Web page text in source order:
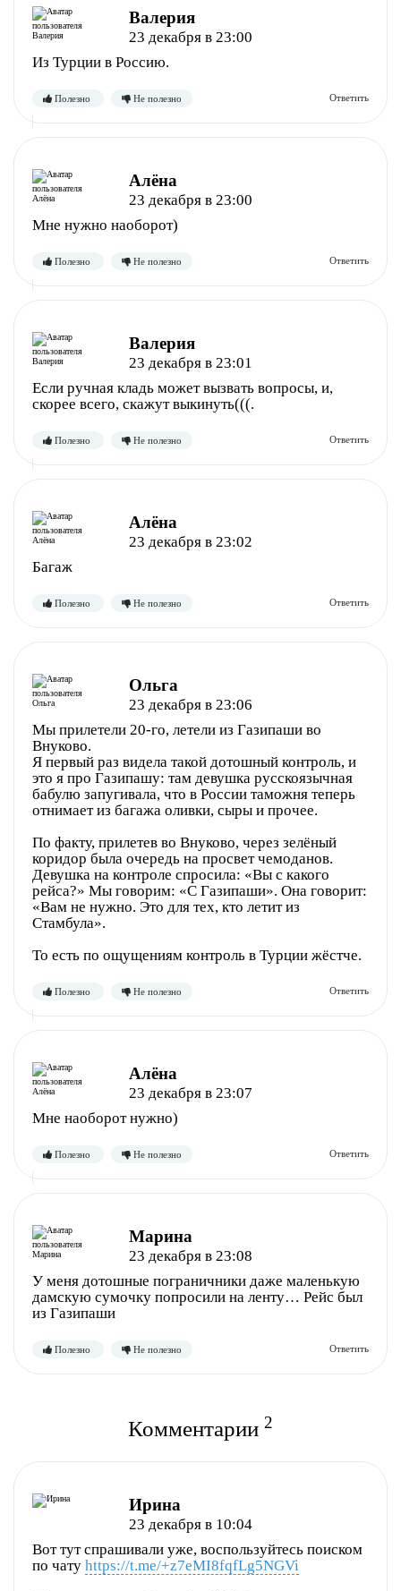
Полезно Не полезно
Валерия
23 декабря в 23:00
Из Турции в Россию.
Полезно Не полезно
Алёна
23 декабря в 23:00
Мне нужно наоборот)
Полезно
Валерия
23 декабря в 23:01
Если ручная кладь может вызвать вопросы, и,
скорее всего, скажут выкинуть(((.
Полезно Не полезно
Алёна
23 декабря в 23:02
Багаж
Полезно Не полезно
Ольга
23 декабря в 23:06
Мы прилетели 20-го, летели из Газипаши во
Внуково.
Я первый раз видела такой дотошный контроль, и
это я про Газипашу: там девушка русскоязычная
бабулю запугивала, что в России таможня теперь
отнимает из багажа оливки, сыры и прочее.
По факту, прилетев во Внуково, через зелёный
коридор была очередь на просвет чемоданов.
Девушка на контроле спросила: «Вы с какого
рейса?» Мы говорим: «С Газипаши». Она говорит:
«Вам не нужно. Это для тех, кто летит из
Стамбула».
То есть по ощущениям контроль в Турции жёстче.
Алёна
23 декабря в 23:07
Мне наоборот нужно)
Марина
23 декабря в 23:08
У меня дотошные пограничники даже маленькую
дамскую сумочку попросили на ленту… Рейс был
из Газипаши
Комментарии 2
Ирина
23 декабря в 10:04
Вот тут спрашивали уже, воспользуйтесь поиском
по чату https://t.me/+z7eMI8fqfLg5NGVi